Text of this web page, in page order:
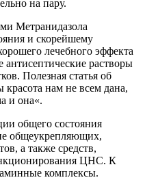
на пару.
Метранидазола
и скорейшему
лечебного эффекта
растворы
Полезная статья об
нам не всем дана,
и она«.
общего состояния
общеукрепляющих,
а также средств,
ЦНС. К
комплексы.